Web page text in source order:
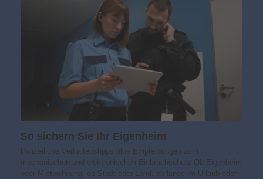
So sichern Sie Ihr Eigenheim
Polizeiliche Verhaltenstipps plus Empfehlungen zum
mechanischen und elektronischen Einbruchschutz Ob Eigenheim
oder Mietwohnung, ob Stadt oder Land, ob lange im Urlaub oder